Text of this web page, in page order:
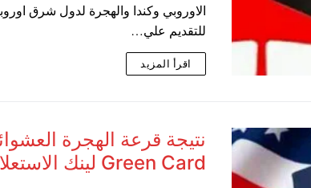
الاوروبي وكندا والهجرة لدول شرق
للتقديم علي…
اقرأ المزيد
Green Card لينك الاستعلام مايو 2025